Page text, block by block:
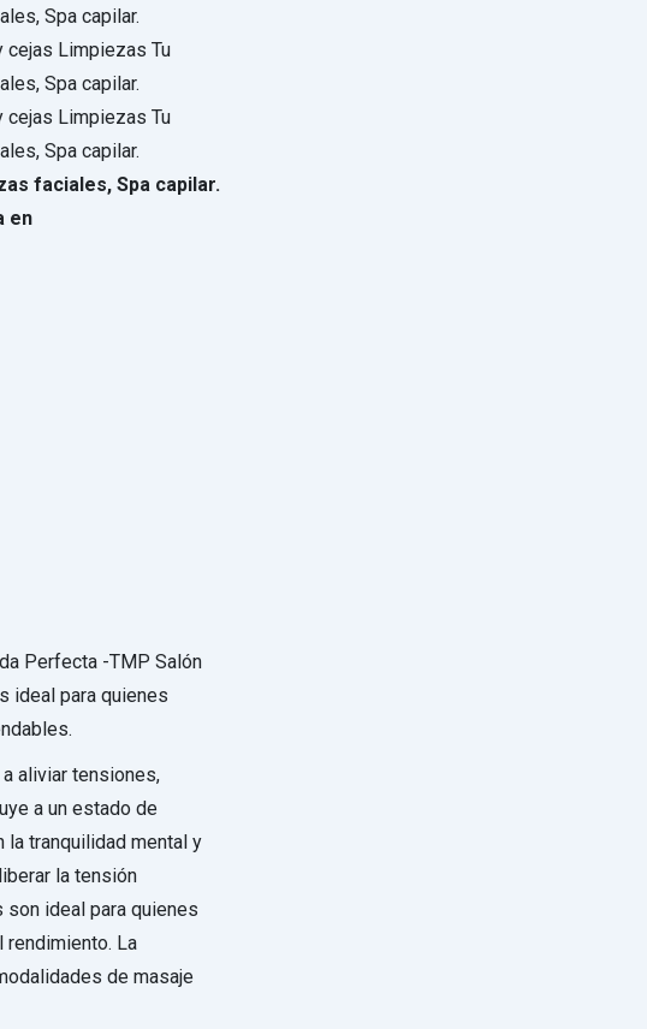
faciales, Spa capilar.
en
Perfecta -TMP Salón
ideal para quienes
aliviar tensiones,
a un estado de
la tranquilidad mental y
la tensión
ideal para quienes
rendimiento. La
de masaje